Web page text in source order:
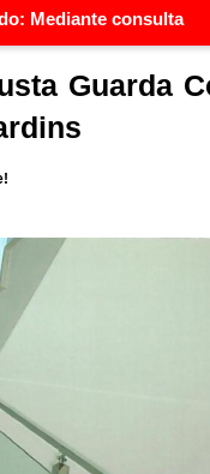
Guarda